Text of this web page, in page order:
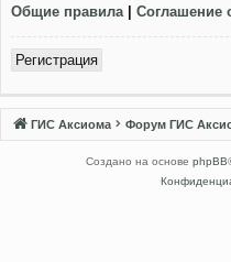
Общие правила | Соглашение
Регистрация
ГИС Аксиома Форум ГИС
Создано на основе phpBB